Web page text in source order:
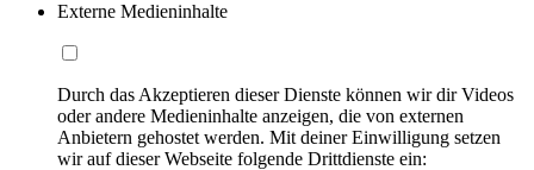
Externe Medieninhalte
Durch das Akzeptieren dieser Dienste können wir dir Videos
oder andere Medieninhalte anzeigen, die von externen
Anbietern gehostet werden. Mit deiner Einwilligung setzen
wir auf dieser Webseite folgende Drittdienste ein: